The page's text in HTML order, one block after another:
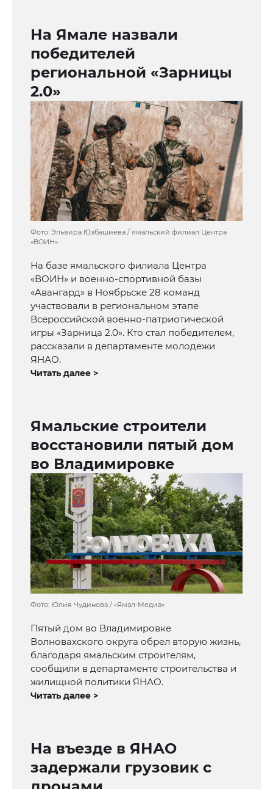
На Ямале назвали
победителей
региональной «Зарницы
2.0»
Фото: Эльвира Юзбашиева / ямальский филиал Центра
«ВОИН»
На базе ямальского филиала Центра
«ВОИН» и военно‑спортивной базы
«Авангард» в Ноябрьске 28 команд
участвовали в региональном этапе
Всероссийской военно‑патриотической
игры «Зарница 2.0». Кто стал победителем,
рассказали в департаменте молодежи
ЯНАО.
Читать далее >
Ямальские строители
восстановили пятый дом
во Владимировке
Фото: Юлия Чудинова / «Ямал-Медиа»
Пятый дом во Владимировке
Волновахского округа обрел вторую жизнь,
благодаря ямальским строителям,
сообщили в департаменте строительства и
жилищной политики ЯНАО.
Читать далее >
На въезде в ЯНАО
задержали грузовик с